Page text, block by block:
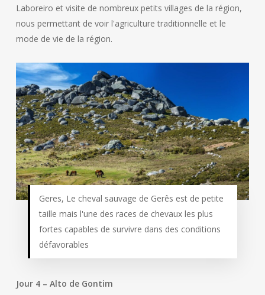
Laboreiro et visite de nombreux petits villages de la région,
nous permettant de voir l'agriculture traditionnelle et le
mode de vie de la région.
Geres, Le cheval sauvage de Gerês est de petite
taille mais l'une des races de chevaux les plus
fortes capables de survivre dans des conditions
défavorables
Jour 4 – Alto de Gontim